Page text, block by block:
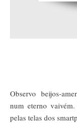
Observo beijos-
num eterno vaivém.
pelas telas dos